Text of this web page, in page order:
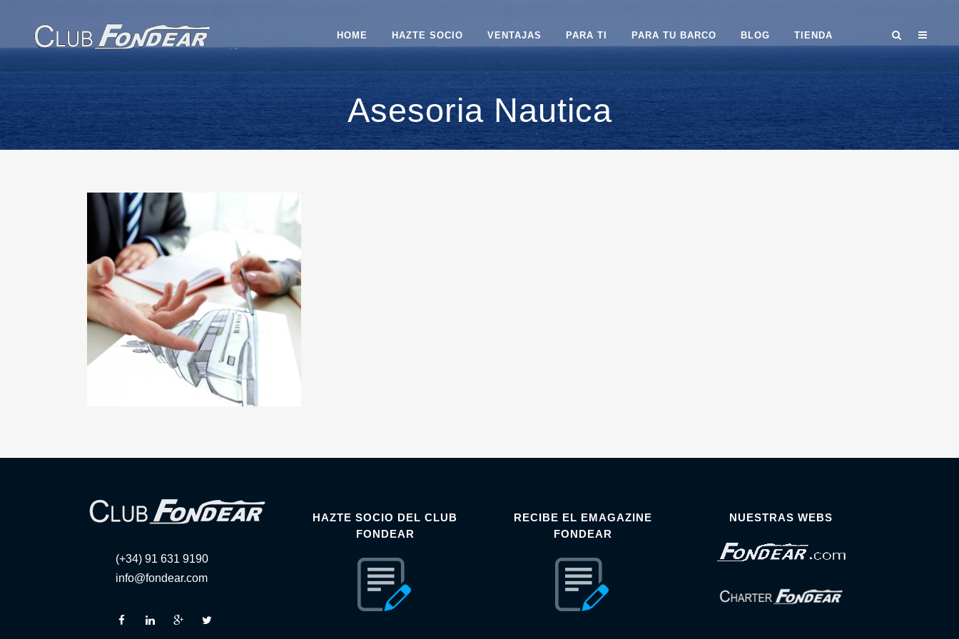
HOME HAZTE SOCIO VENTAJAS PARA TI PARA TU BARCO BLOG TIENDA
Asesoria Nautica
(+34) 91 631 9190
info@fondear.com
HAZTE SOCIO DEL CLUB
FONDEAR
RECIBE EL EMAGAZINE
FONDEAR
NUESTRAS WEBS